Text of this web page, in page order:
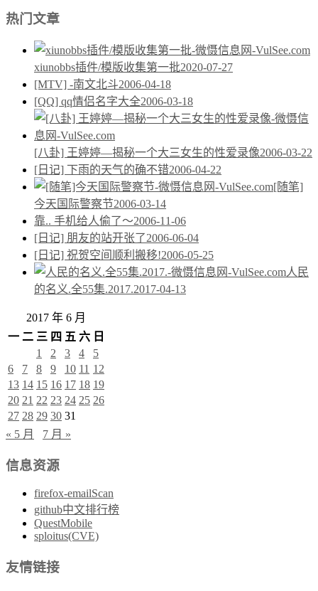
热门文章
xiunobbs插件/模版收集第一批2020-07-27
[MTV] -南文北斗2006-04-18
[QQ] qq情侣名字大全2006-03-18
[八卦] 王婷婷—揭秘一个大三女生的性爱录像2006-03-22
[日记] 下雨的天气的确不错2006-04-22
[随笔]
今天国际警察节2006-03-14
靠.. 手机给人偷了～2006-11-06
[日记] 朋友的站开张了2006-06-04
[日记] 祝贺空间顺利搬移!2006-05-25
人民
的名义.全55集.2017.2017-04-13
2017 年 6 月
一 二 三 四 五 六 日
1
2 3 4
5
6
7 8 9 10 11 12
13 14 15 16 17 18 19
20 21 22 23 24 25 26
27 28 29 30 31
« 5 月
7 月 »
信息资源
firefox-emailScan
github中文排行榜
QuestMobile
sploitus(CVE)
友情链接